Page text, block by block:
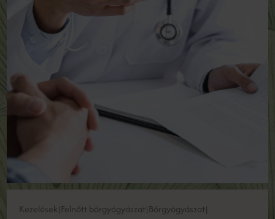
Kezelések|Felnőtt bőrgyógyászat|Bőrgyógyászat|